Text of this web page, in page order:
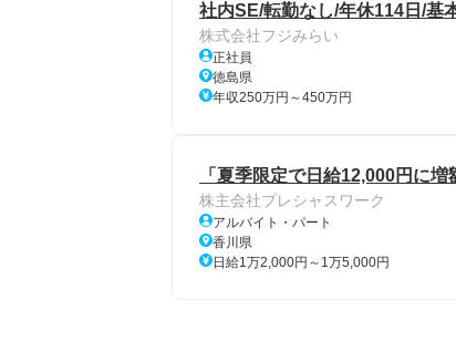
社内SE/転勤なし/年休114日/基
株式会社フジみらい
正社員
徳島県
年収250万円～450万円
「夏季限定で日給12,000円に
株主会社プレシャスワーク
アルバイト・パート
香川県
日給1万2,000円～1万5,000円